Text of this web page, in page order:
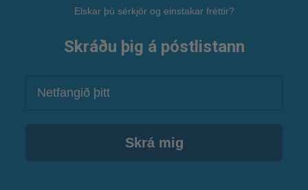
Elskar þú sérkjör og einstakar fréttir?
Skráðu þig á póstlistann
Skrá mig